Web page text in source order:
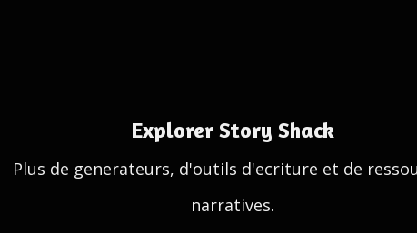
Explorer Story Shack
Plus de generateurs, d'outils d'ecriture et de
narratives.